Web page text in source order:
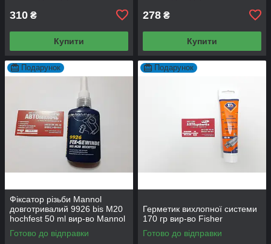
310 ₴
Купити
278 ₴
Купити
Подарунок
Фіксатор різьби Mannol
довготривалий 9926 bis M20
hochfest 50 ml вир-во Mannol
Готово до відправки
Подарунок
Герметик вихлопної системи
170 гр вир-во Fisher
Готово до відправки